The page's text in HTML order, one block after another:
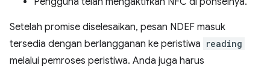
Setelah promise diselesaikan, pesan NDEF masuk
tersedia dengan berlangganan ke peristiwa reading
melalui pemroses peristiwa. Anda juga harus